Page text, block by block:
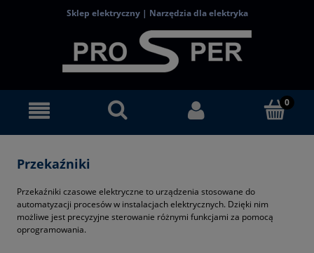
Sklep elektryczny | Narzędzia dla elektryka
Przekaźniki
Przekaźniki czasowe elektryczne to urządzenia stosowane do
automatyzacji procesów w instalacjach elektrycznych. Dzięki nim
możliwe jest precyzyjne sterowanie różnymi funkcjami za pomocą
oprogramowania.